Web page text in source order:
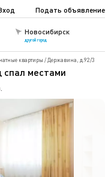
Новосибирск
другой город
Подать объявление
квартиры / Державина, д.92/3
спал местами